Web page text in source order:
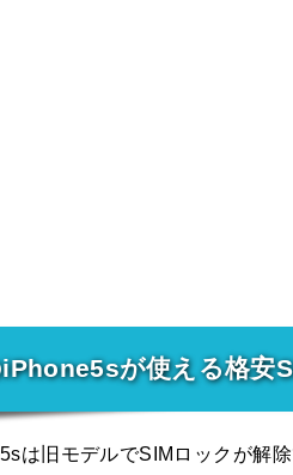
iPhone5sが使える格安
は旧モデルでSIMロックが解